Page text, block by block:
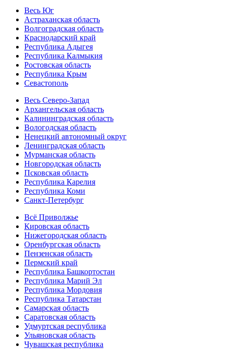
Весь Юг
Астраханская область
Волгоградская область
Краснодарский край
Республика Адыгея
Республика Калмыкия
Ростовская область
Республика Крым
Севастополь
Весь Северо-Запад
Архангельская область
Калининградская область
Вологодская область
Ненецкий автономный округ
Ленинградская область
Мурманская область
Новгородская область
Псковская область
Республика Карелия
Республика Коми
Санкт-Петербург
Всё Приволжье
Кировская область
Нижегородская область
Оренбургская область
Пензенская область
Пермский край
Республика Башкортостан
Республика Марий Эл
Республика Мордовия
Республика Татарстан
Самарская область
Саратовская область
Удмуртская республика
Ульяновская область
Чувашская республика